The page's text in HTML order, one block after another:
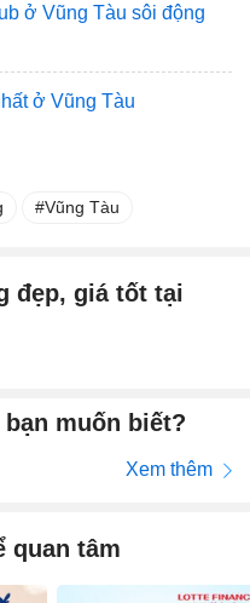
ở Vũng Tàu sôi động
ở Vũng Tàu
Vũng Tàu
đẹp, giá tốt tại
muốn biết?
Xem thêm
quan tâm